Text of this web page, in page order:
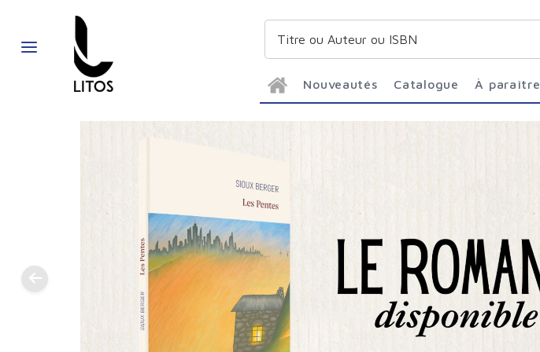
Nouveautés Catalogue À paraître